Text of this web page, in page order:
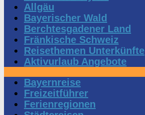
Allgäu
Bayerischer Wald
Berchtesgadener Land
Fränkische Schweiz
Reisethemen Unterkünfte
Aktivurlaub Angebote
Bayernreise
Freizeitführer
Ferienregionen